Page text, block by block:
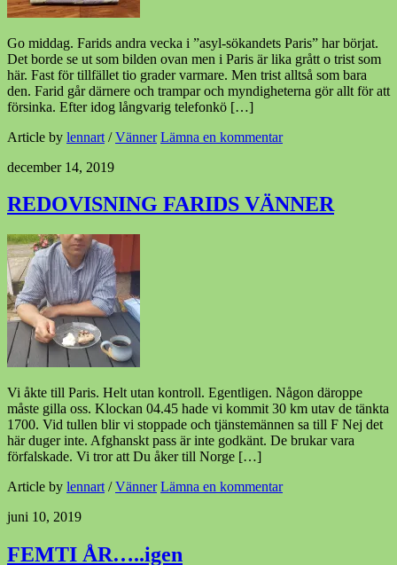
Go middag. Farids andra vecka i ”asyl-sökandets Paris” har börjat.
Det borde se ut som bilden ovan men i Paris är lika grått o trist som
här. Fast för tillfället tio grader varmare. Men trist alltså som bara
den. Farid går därnere och trampar och myndigheterna gör allt för att
försinka. Efter idog långvarig telefonkö […]
Article by lennart /Vänner Lämna en kommentar
december 14, 2019
REDOVISNING FARIDS VÄNNER
Vi åkte till Paris. Helt utan kontroll. Egentligen. Någon däroppe
måste gilla oss. Klockan 04.45 hade vi kommit 30 km utav de tänkta
1700. Vid tullen blir vi stoppade och tjänstemännen sa till F Nej det
här duger inte. Afghanskt pass är inte godkänt. De brukar vara
förfalskade. Vi tror att Du åker till Norge […]
Article by lennart /Vänner Lämna en kommentar
juni 10, 2019
FEMTI ÅR…..igen